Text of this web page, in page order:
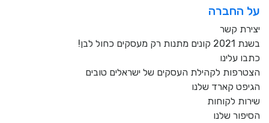
על החברה
יצירת קשר
בשנת 2021 קונים מתנות רק מעסקים כחול לבן!
כתבו עלינו
הצטרפות לקהילת העסקים של ישראלים טובים
הגיפט קארד שלנו
שירות לקוחות
הסיפור שלנו